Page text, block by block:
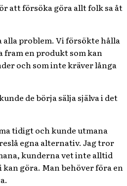
att försöka göra allt folk sa åt
alla problem. Vi försökte hålla
fram en produkt som kan
och som inte kräver långa
de börja sälja själva i det
tidigt och kunde utmana
egna alternativ. Jag tror
kunderna vet inte alltid
kan göra. Man behöver föra en